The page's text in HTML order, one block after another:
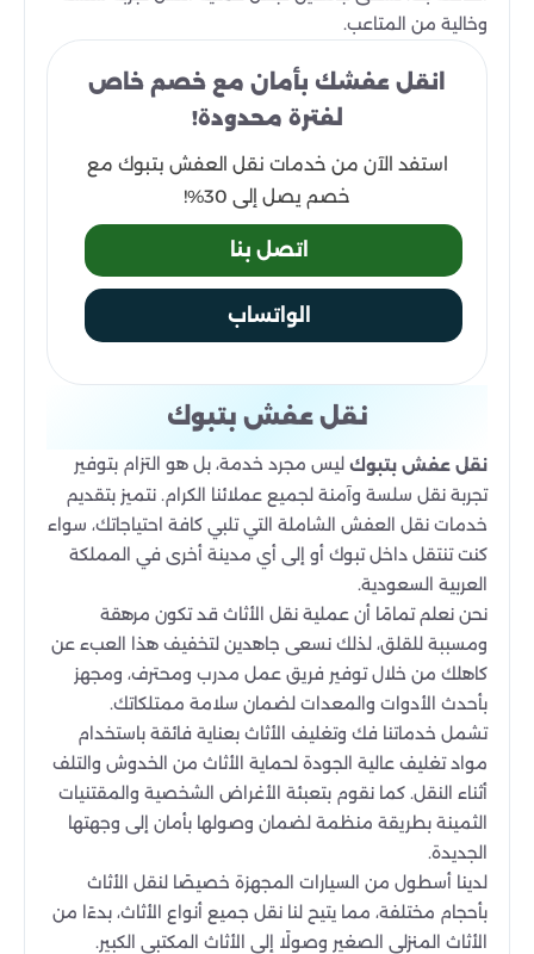
وخالية من المتاعب.
انقل عفشك بأمان مع خصم خاص
لفترة محدودة!
استفد الآن من خدمات نقل العفش بتبوك مع
خصم يصل إلى 30%!
اتصل بنا
الواتساب
نقل عفش بتبوك
نقل عفش بتبوك ليس مجرد خدمة، بل هو التزام بتوفير
تجربة نقل سلسة وآمنة لجميع عملائنا الكرام. نتميز بتقديم
خدمات نقل العفش الشاملة التي تلبي كافة احتياجاتك، سواء
كنت تنتقل داخل تبوك أو إلى أي مدينة أخرى في المملكة
العربية السعودية.
نحن نعلم تمامًا أن عملية نقل الأثاث قد تكون مرهقة
ومسببة للقلق، لذلك نسعى جاهدين لتخفيف هذا العبء عن
كاهلك من خلال توفير فريق عمل مدرب ومحترف، ومجهز
بأحدث الأدوات والمعدات لضمان سلامة ممتلكاتك.
تشمل خدماتنا فك وتغليف الأثاث بعناية فائقة باستخدام
مواد تغليف عالية الجودة لحماية الأثاث من الخدوش والتلف
أثناء النقل. كما نقوم بتعبئة الأغراض الشخصية والمقتنيات
الثمينة بطريقة منظمة لضمان وصولها بأمان إلى وجهتها
الجديدة.
لدينا أسطول من السيارات المجهزة خصيصًا لنقل الأثاث
بأحجام مختلفة، مما يتيح لنا نقل جميع أنواع الأثاث، بدءًا من
الأثاث المنزلي الصغير وصولًا إلى الأثاث المكتبي الكبير.